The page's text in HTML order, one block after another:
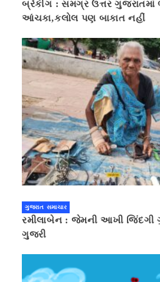
બ્રેકીંગ : સમગ્ર ઉત્તર ગુજરાતમાં
આંચકા,કલોલ પણ બાકાત નહીં
ગુજરાત સમાચાર
રમીલાબેન : જેમની આખી જિંદગી
ગુજરી